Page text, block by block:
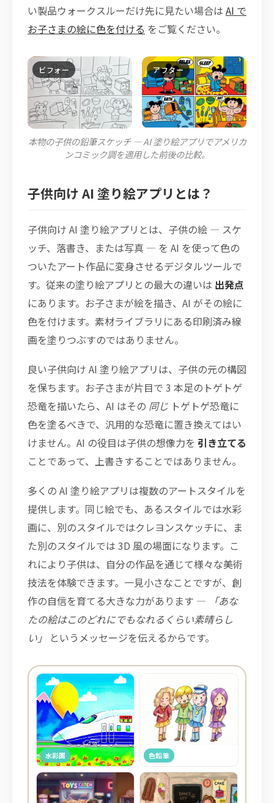
い製品ウォークスルーだけ先に見たい場合は AI で
お子さまの絵に色を付ける をご覧ください。
本物の子供の鉛筆スケッチ — AI 塗り絵アプリでアメリカ
ンコミック調を適用した前後の比較。
子供向け AI 塗り絵アプリとは？
子供向け AI 塗り絵アプリとは、子供の絵 — スケ
ッチ、落書き、または写真 — を AI を使って色の
ついたアート作品に変身させるデジタルツールで
す。従来の塗り絵アプリとの最大の違いは 出発点
にあります。お子さまが絵を描き、AI がその絵に
色を付けます。素材ライブラリにある印刷済み線
画を塗りつぶすのではありません。
良い子供向け AI 塗り絵アプリは、子供の元の構図
を保ちます。お子さまが片目で 3 本足のトゲトゲ
恐竜を描いたら、AI はその 同じ トゲトゲ恐竜に
色を塗るべきで、汎用的な恐竜に置き換えてはい
けません。AI の役目は子供の想像力を 引き立てる
ことであって、上書きすることではありません。
多くの AI 塗り絵アプリは複数のアートスタイルを
提供します。同じ絵でも、あるスタイルでは水彩
画に、別のスタイルではクレヨンスケッチに、ま
た別のスタイルでは 3D 風の場面になります。こ
れにより子供は、自分の作品を通じて様々な美術
技法を体験できます。一見小さなことですが、創
作の自信を育てる大きな力があります —
「あな
たの絵はこのどれにでもなれるくらい素晴らし
い」
というメッセージを伝えるからです。